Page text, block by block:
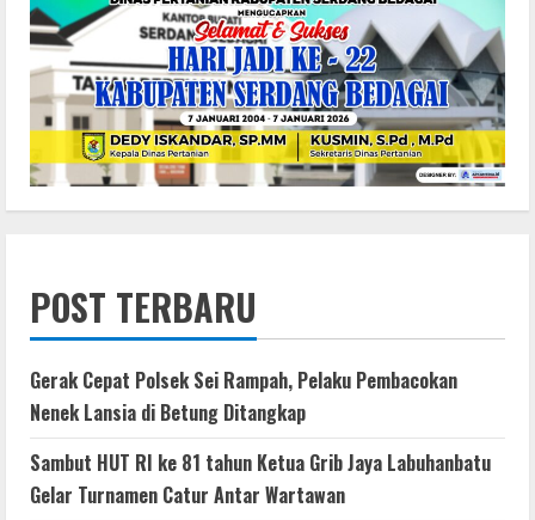
POST TERBARU
Gerak Cepat Polsek Sei Rampah, Pelaku Pembacokan
Nenek Lansia di Betung Ditangkap
Sambut HUT RI ke 81 tahun Ketua Grib Jaya Labuhanbatu
Gelar Turnamen Catur Antar Wartawan